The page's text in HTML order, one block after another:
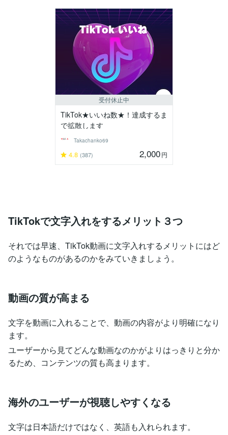
受付休止中
TikTok★いいね数★！達成するま
で拡散します
Takachanko69
4.8 (387) 2,000円
TikTokで文字入れをするメリット３つ
それでは早速、TikTok動画に文字入れするメリットにはど
のようなものがあるのかをみていきましょう。
動画の質が高まる
文字を動画に入れることで、動画の内容がより明確になり
ます。
ユーザーから見てどんな動画なのかがよりはっきりと分か
るため、コンテンツの質も高まります。
海外のユーザーが視聴しやすくなる
文字は日本語だけではなく、英語も入れられます。